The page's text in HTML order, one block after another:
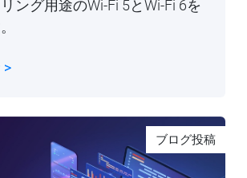
ング用途のWi-Fi 5とWi-Fi 6を
>
ブログ投稿